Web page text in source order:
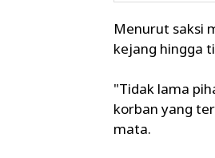
Menurut saksi
kejang hingga
"Tidak lama
korban yang
mata.